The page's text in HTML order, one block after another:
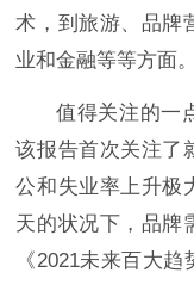
术，到旅游、品牌
业和金融等等方面。
值得关注的一
该报告首次关注了
公和失业率上升极
天的状况下，品牌
《2021未来百大